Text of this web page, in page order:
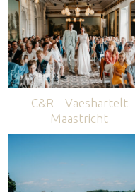
C&R – Vaeshartelt
Maastricht